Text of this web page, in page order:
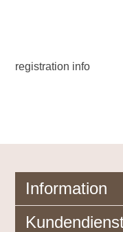
registration info
Information